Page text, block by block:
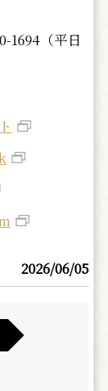
1694（平日
2026/06/05